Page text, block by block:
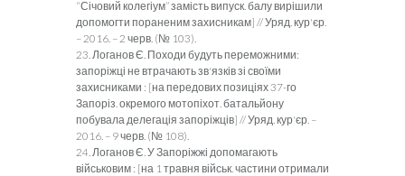
“Січовий колегіум” замість випуск. балу вирішили
допомогти пораненим захисникам] // Уряд. кур'єр.
– 2016. – 2 черв. (№ 103).
23. Логанов Є. Походи будуть переможними:
запоріжці не втрачають зв'язків зі своїми
захисниками : [на передових позиціях 37-го
Запоріз. окремого мотопіхот. батальйону
побувала делегація запоріжців] // Уряд. кур'єр. –
2016. – 9 черв. (№ 108).
24. Логанов Є. У Запоріжжі допомагають
військовим : [на 1 травня військ. частини отримали